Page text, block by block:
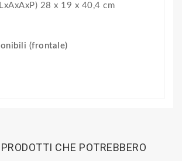
28 x 19 x 40,4 cm
(frontale)
CHE POTREBBERO